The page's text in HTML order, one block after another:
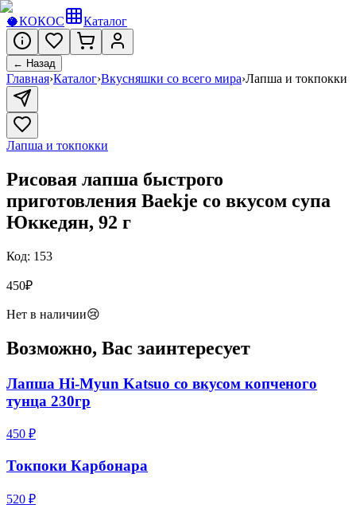
🥥КОКОС Каталог
← Назад
Главная›Каталог›Вкусняшки со всего мира›Лапша и токпокки
Лапша и токпокки
Рисовая лапша быстрого
приготовления Baekje со вкусом супа
Юккедян, 92 г
Код: 153
450₽
Нет в наличии😢
Возможно, Вас заинтересует
Лапша Hi-Myun Katsuo со вкусом копченого
тунца 230гр
450 ₽
Токпоки Карбонара
520 ₽